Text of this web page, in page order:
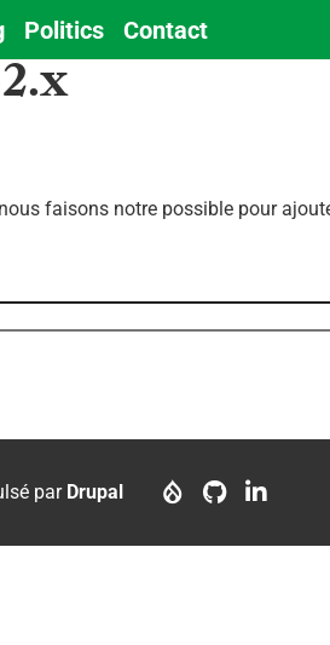
Politics Contact
faisons notre possible pour
par Drupal